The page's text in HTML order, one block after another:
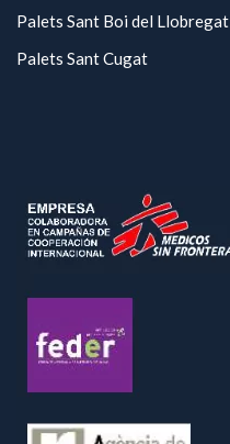
Palets Sant Boi del Llobregat
Palets Sant Cugat